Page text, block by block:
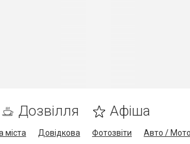
Дозвілля Афіша
міста Довідкова Фотозвіти Авто / Мото